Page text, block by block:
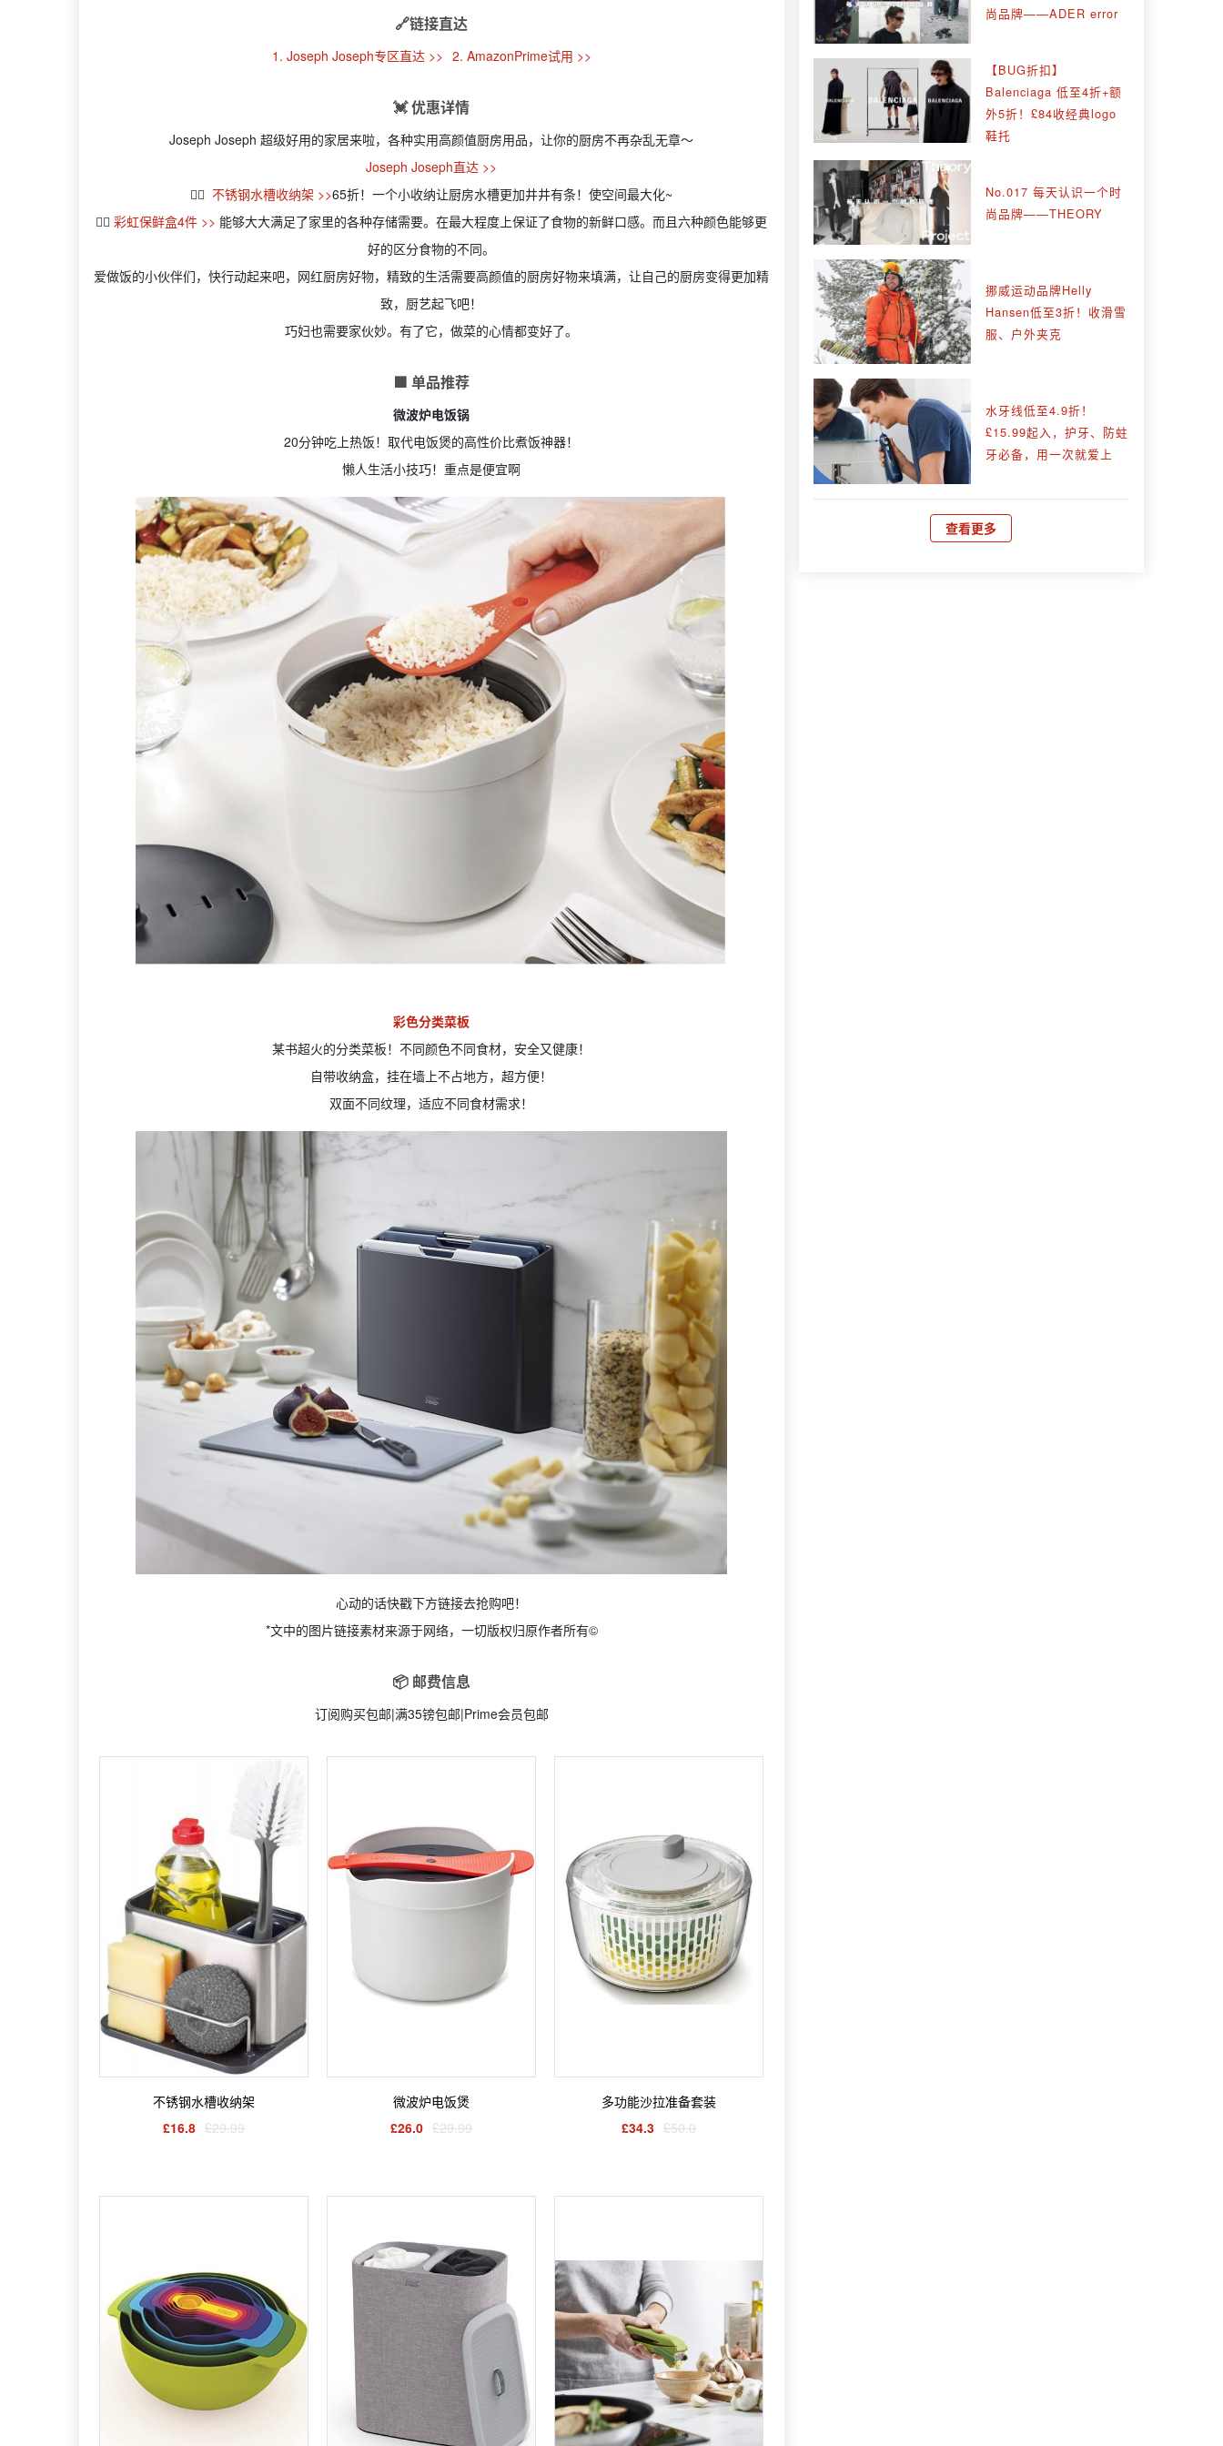
🔗链接直达
1. Joseph Joseph专区直达 >> 2. AmazonPrime试用 >>
💓 优惠详情
Joseph Joseph 超级好用的家居来啦，各种实用高颜值厨房用品，让你的厨房不再杂乱无章～
Joseph Joseph直达 >>
👉🏻 不锈钢水槽收纳架 >>65折！一个小收纳让厨房水槽更加井井有条！使空间最大化~
👉🏻彩虹保鲜盒4件 >> 能够大大满足了家里的各种存储需要。在最大程度上保证了食物的新鲜口感。而且六种颜色能够更
好的区分食物的不同。
爱做饭的小伙伴们，快行动起来吧，网红厨房好物，精致的生活需要高颜值的厨房好物来填满，让自己的厨房变得更加精
致，厨艺起飞吧！
巧妇也需要家伙妙。有了它，做菜的心情都变好了。
🟩 单品推荐
微波炉电饭锅
20分钟吃上热饭！取代电饭煲的高性价比煮饭神器！
懒人生活小技巧！重点是便宜啊
彩色分类菜板
某书超火的分类菜板！不同颜色不同食材，安全又健康！
自带收纳盒，挂在墙上不占地方，超方便！
双面不同纹理，适应不同食材需求！
心动的话快戳下方链接去抢购吧！
*文中的图片链接素材来源于网络，一切版权归原作者所有©
📦 邮费信息
订阅购买包邮|满35镑包邮|Prime会员包邮
不锈钢水槽收纳架
£16.8 £29.99
微波炉电饭煲
£26.0 £29.99
多功能沙拉准备套装
£34.3 £50.0
尚品牌——ADER error
【BUG折扣】
Balenciaga 低至4折+额
外5折！£84收经典logo
鞋托
No.017 每天认识一个时
尚品牌——THEORY
挪威运动品牌Helly
Hansen低至3折！收滑雪
服、户外夹克
水牙线低至4.9折！
£15.99起入，护牙、防蛀
牙必备，用一次就爱上
查看更多